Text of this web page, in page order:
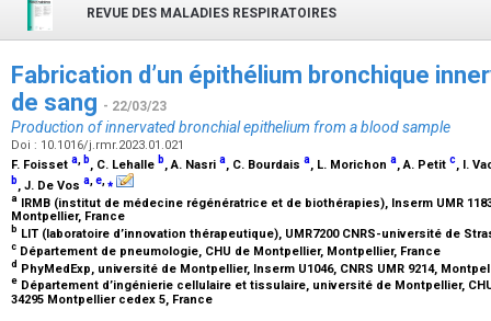
REVUE DES MALADIES RESPIRATOIRES
Fabrication d’un épithélium bronchique
de sang - 22/03/23
Production of innervated bronchial epithelium from a blood sample
Doi : 10.1016/j.rmr.2023.01.021
F. Foisset a b, C. Lehalle b, A. Nasri a, C. Bourdais a, L. Morichon a, A. Petit c, I.
b, J. De Vos a e ⁎
a IRMB (institut de médecine régénératrice et de biothérapies), Inserm UMR
Montpellier, France
b LIT (laboratoire d’innovation thérapeutique), UMR7200 CNRS-université de
c Département de pneumologie, CHU de Montpellier, Montpellier, France
d PhyMedExp, université de Montpellier, Inserm U1046, CNRS UMR 9214,
e Département d’ingénierie cellulaire et tissulaire, université de Montpellier,
34295 Montpellier cedex 5, France